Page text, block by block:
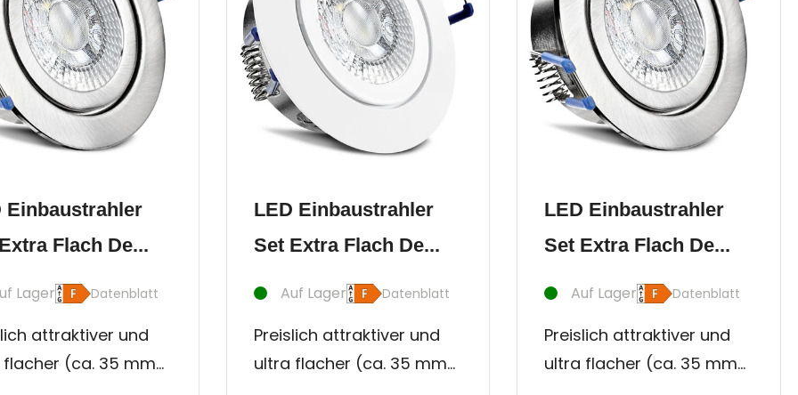
Einbaustrahler
Flach De...
Lager Datenblatt
attraktiver und
flacher (ca. 35 mm)
LED Einbaustrahler
Set Extra Flach De...
Auf Lager Datenblatt
Preislich attraktiver und
ultra flacher (ca. 35 mm)
LED Einbaustrahler
Set Extra Flach De...
Auf Lager Datenblatt
Preislich attraktiver und
ultra flacher (ca. 35 mm)